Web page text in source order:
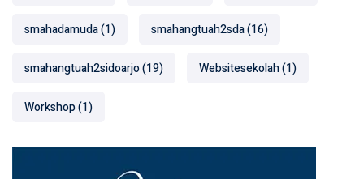
smahadamuda(1) smahangtuah2sda(16)
smahangtuah2sidoarjo(19) Websitesekolah(1)
Workshop(1)